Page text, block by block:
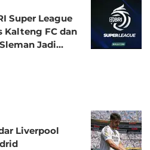
Super League
Kalteng FC dan
Jadi
Liverpool